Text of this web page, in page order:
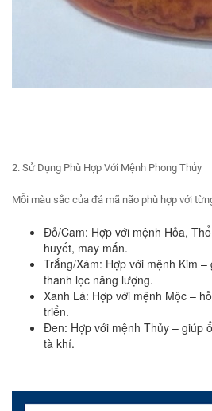
2. Sử Dụng Phù Hợp Với Mệnh Phong Thủy
Mỗi màu sắc của đá mã não phù hợp với
Đỏ/Cam: Hợp với mệnh Hỏa,
huyết, may mắn.
Trắng/Xám: Hợp với mệnh Kim
thanh lọc năng lượng.
Xanh Lá: Hợp với mệnh Mộc –
triển.
Đen: Hợp với mệnh Thủy – giúp
tà khí.